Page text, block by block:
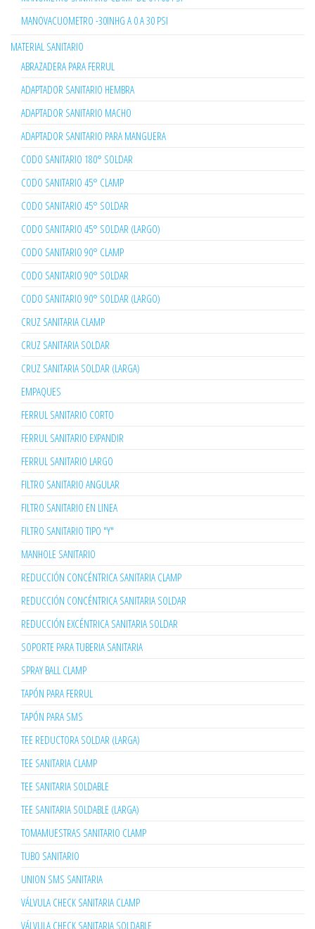
MANOVACUOMETRO -30INHG A 0 A 30 PSI
MATERIAL SANITARIO
ABRAZADERA PARA FERRUL
ADAPTADOR SANITARIO HEMBRA
ADAPTADOR SANITARIO MACHO
ADAPTADOR SANITARIO PARA MANGUERA
CODO SANITARIO 180° SOLDAR
CODO SANITARIO 45° CLAMP
CODO SANITARIO 45° SOLDAR
CODO SANITARIO 45° SOLDAR (LARGO)
CODO SANITARIO 90° CLAMP
CODO SANITARIO 90° SOLDAR
CODO SANITARIO 90° SOLDAR (LARGO)
CRUZ SANITARIA CLAMP
CRUZ SANITARIA SOLDAR
CRUZ SANITARIA SOLDAR (LARGA)
EMPAQUES
FERRUL SANITARIO CORTO
FERRUL SANITARIO EXPANDIR
FERRUL SANITARIO LARGO
FILTRO SANITARIO ANGULAR
FILTRO SANITARIO EN LINEA
FILTRO SANITARIO TIPO "Y"
MANHOLE SANITARIO
REDUCCIÓN CONCÉNTRICA SANITARIA CLAMP
REDUCCIÓN CONCÉNTRICA SANITARIA SOLDAR
REDUCCIÓN EXCÉNTRICA SANITARIA SOLDAR
SOPORTE PARA TUBERIA SANITARIA
SPRAY BALL CLAMP
TAPÓN PARA FERRUL
TAPÓN PARA SMS
TEE REDUCTORA SOLDAR (LARGA)
TEE SANITARIA CLAMP
TEE SANITARIA SOLDABLE
TEE SANITARIA SOLDABLE (LARGA)
TOMAMUESTRAS SANITARIO CLAMP
TUBO SANITARIO
UNION SMS SANITARIA
VÁLVULA CHECK SANITARIA CLAMP
VÁLVULA CHECK SANITARIA SOLDABLE